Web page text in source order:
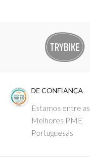
DE CONFIANÇA
Estamos entre as
Melhores PME
Portuguesas